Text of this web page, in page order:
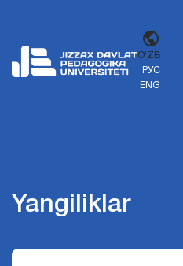
O'ZB
РУС
ENG
Yangiliklar